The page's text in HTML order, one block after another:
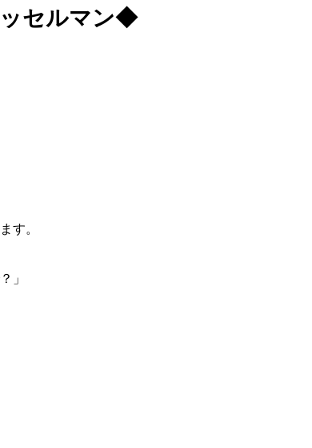
セルマン◆
す。
」